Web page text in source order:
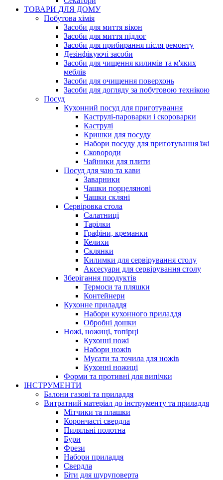
ТОВАРИ ДЛЯ ДОМУ
Побутова хімія
Засоби для миття вікон
Засоби для миття підлог
Засоби для прибирання після ремонту
Дезінфікуючі засоби
Засоби для чищення килимів та м'яких
меблів
Засоби для очищення поверхонь
Засоби для догляду за побутовою технікою
Посуд
Кухонний посуд для приготування
Каструлі-пароварки і скороварки
Каструлі
Кришки для посуду
Набори посуду для приготування їжі
Сковороди
Чайники для плити
Посуд для чаю та кави
Заварники
Чашки порцелянові
Чашки скляні
Сервіровка стола
Салатниці
Тарілки
Графіни, креманки
Келихи
Склянки
Килимки для сервірування столу
Аксесуари для сервірування столу
Зберігання продуктів
Термоси та пляшки
Контейнери
Кухонне приладдя
Набори кухонного приладдя
Обробні дошки
Ножі, ножиці, топірці
Кухонні ножі
Набори ножів
Мусати та точила для ножів
Кухонні ножиці
Форми та противні для випічки
ІНСТРУМЕНТИ
Балони газові та приладдя
Витратний матеріал до інструменту та приладдя
Мітчики та плашки
Корончасті свердла
Пиляльні полотна
Бури
Фрези
Набори приладдя
Свердла
Біти для шуруповерта